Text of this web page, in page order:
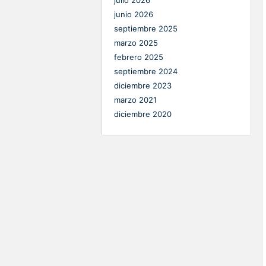
junio 2026
septiembre 2025
marzo 2025
febrero 2025
septiembre 2024
diciembre 2023
marzo 2021
diciembre 2020